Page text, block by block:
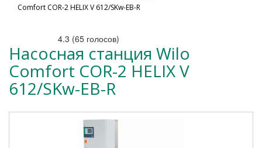
Comfort COR-2 HELIX V 612/SKw-EB-R
4.3 (65 голосов)
Насосная станция Wilo
Comfort COR-2 HELIX V
612/SKw-EB-R